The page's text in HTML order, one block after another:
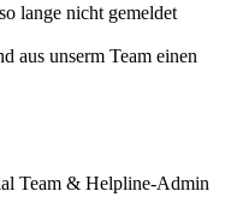
lange nicht gemeldet
aus unserm Team einen
Team & Helpline-Admin